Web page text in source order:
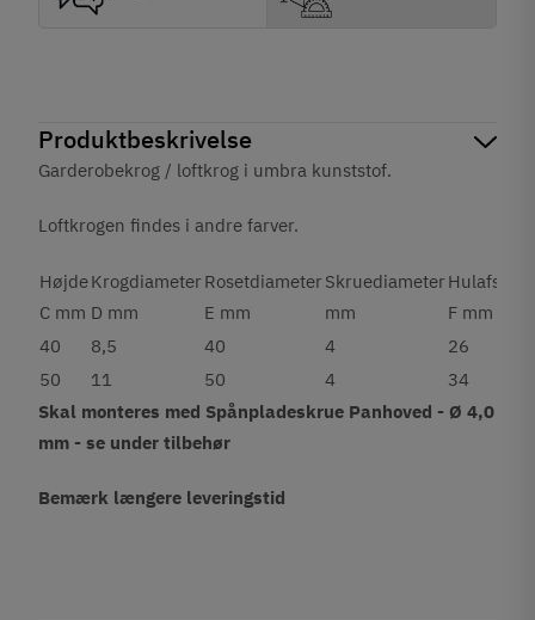
Produktbeskrivelse
Garderobekrog / loftkrog i umbra kunststof.
Loftkrogen findes i andre farver.
Højde
C mm
Krogdiameter
D mm
Rosetdiameter
E mm
Skruediameter
mm
F mm
40
8,5 40 4
26
50
11 50 4
34
Skal monteres med Spånpladeskrue Panhoved - Ø 4,0
mm - se under tilbehør
Bemærk længere leveringstid